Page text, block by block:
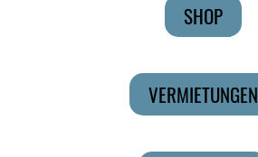
SHOP
VERMIETUNGEN